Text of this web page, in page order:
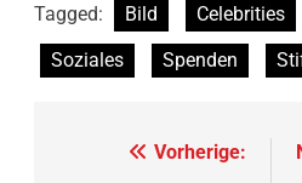
Tagged: Bild Celebrities
Soziales
Spenden
Vorherige: